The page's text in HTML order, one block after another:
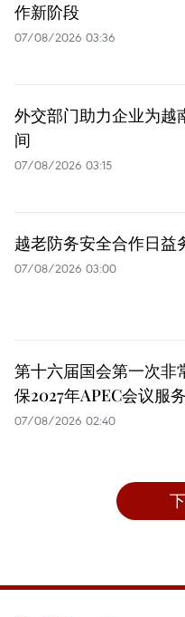
作新阶段
07/08/2026 03:36
外交部门助力企业为越
间
07/08/2026 03:15
越老防务安全合作日益
07/08/2026 03:00
第十六届国会第一次非
保2027年APEC会议服
07/08/2026 02:40